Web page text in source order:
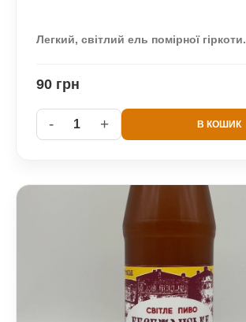
Легкий, світлий ель помірної гіркоти.
90 грн
- 1 + В КОШИК